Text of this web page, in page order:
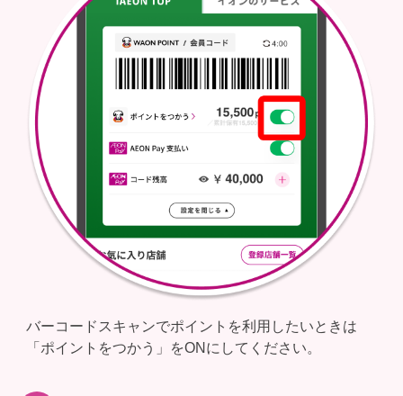
バーコードスキャンでポイントを利用したいときは
「ポイントをつかう」をONにしてください。​